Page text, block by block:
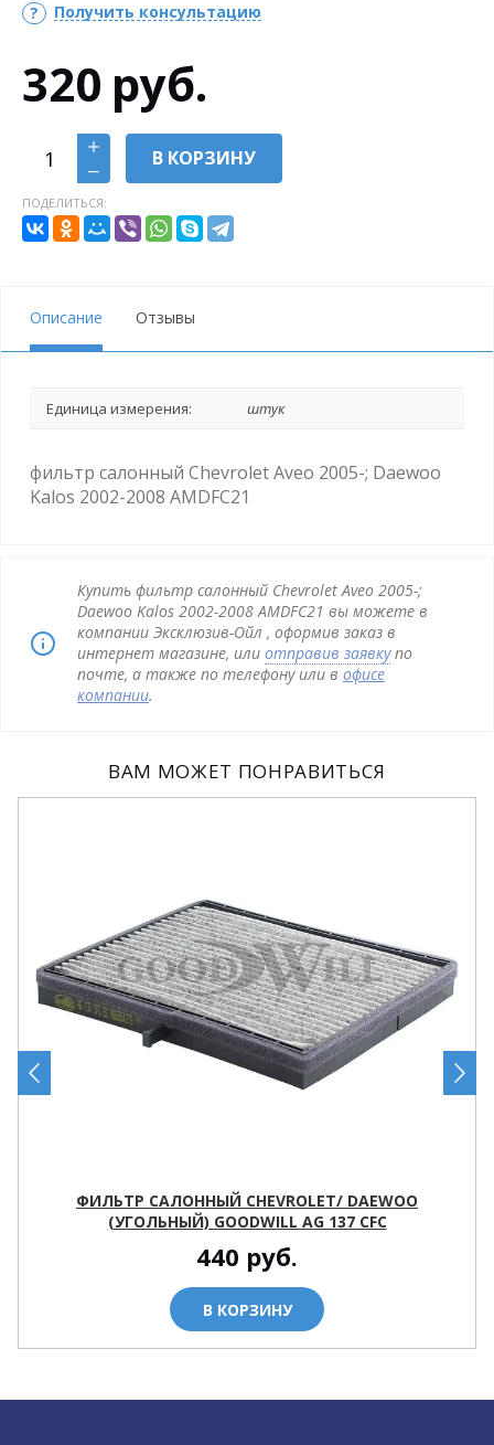
Получить консультацию
320 руб.
В КОРЗИНУ
ПОДЕЛИТЬСЯ:
Описание Отзывы
Единица измерения: штук
фильтр салонный Chevrolet Aveo 2005-; Daewoo
Kalos 2002-2008 AMDFC21
Купить фильтр салонный Chevrolet Aveo 2005-;
Daewoo Kalos 2002-2008 AMDFC21 вы можете в
компании Эксклюзив-Ойл , оформив заказ в
интернет магазине, или отправив заявкупо
почте, а также по телефону или в офисе
компании.
ВАМ МОЖЕТ ПОНРАВИТЬСЯ
ФИЛЬТР САЛОННЫЙ CHEVROLET/ DAEWOO
(УГОЛЬНЫЙ) GOODWILL AG 137 CFC
440 руб.
В КОРЗИНУ